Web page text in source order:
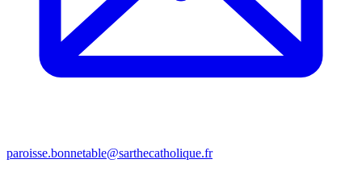
paroisse.bonnetable@sarthecatholique.fr